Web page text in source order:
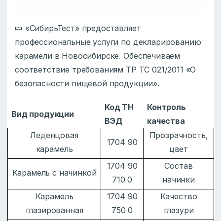
🍬 «СибирьТест» предоставляет
профессиональные услуги по декларированию
карамели в Новосибирске. Обеспечиваем
соответствие требованиям ТР ТС 021/2011 «О
безопасности пищевой продукции».
Вид продукции
Код ТН
ВЭД
Контроль
качества
Леденцовая
карамель
1704 90
Прозрачность,
цвет
Карамель с начинкой
1704 90
710 0
Состав
начинки
Карамель
глазированная
1704 90
750 0
Качество
глазури